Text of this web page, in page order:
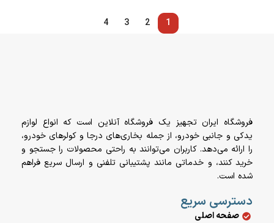
1
2
3
4
فروشگاه ایران تجهیز یک فروشگاه آنلاین است که انواع لوازم
یدکی و جانبی خودرو، از جمله بخاری‌های درجا و کولرهای خودرو،
را ارائه می‌دهد. کاربران می‌توانند به راحتی محصولات را جستجو و
خرید کنند، و خدماتی مانند پشتیبانی تلفنی و ارسال سریع فراهم
شده است.
دسترسی سریع
صفحه اصلی